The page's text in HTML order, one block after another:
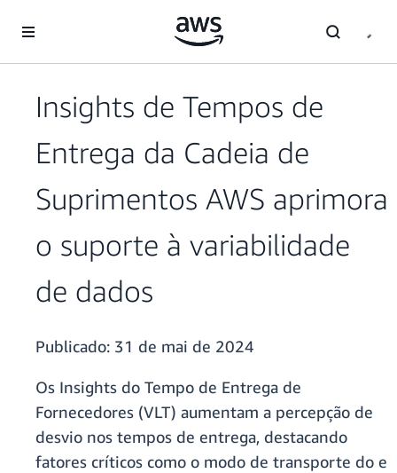
Pular para o conteúdo principal
Insights de Tempos de
Entrega da Cadeia de
Suprimentos AWS aprimora
o suporte à variabilidade
de dados
Publicado: 31 de mai de 2024
Os Insights do Tempo de Entrega de
Fornecedores (VLT) aumentam a percepção de
desvio nos tempos de entrega, destacando
fatores críticos como o modo de transporte do e